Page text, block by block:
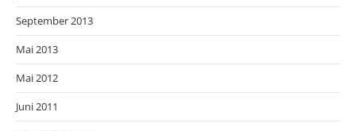
September 2013
Mai 2013
Mai 2012
Juni 2011